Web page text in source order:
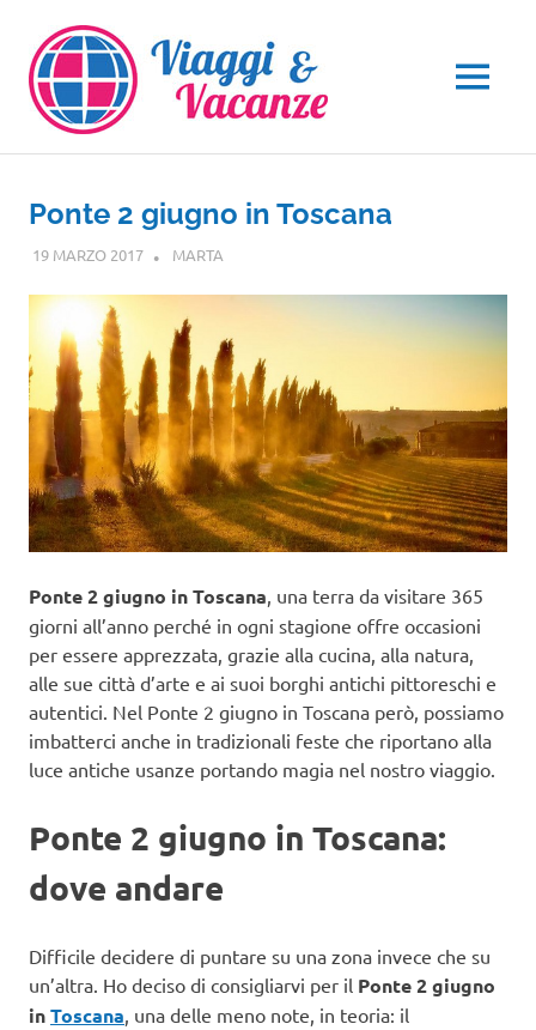
contenuto
MENU
Ponte 2 giugno in Toscana
19 MARZO 2017 MARTA
Ponte 2 giugno in Toscana, una terra da visitare 365
giorni all’anno perché in ogni stagione offre occasioni
per essere apprezzata, grazie alla cucina, alla natura,
alle sue città d’arte e ai suoi borghi antichi pittoreschi e
autentici. Nel Ponte 2 giugno in Toscana però, possiamo
imbatterci anche in tradizionali feste che riportano alla
luce antiche usanze portando magia nel nostro viaggio.
Ponte 2 giugno in Toscana:
dove andare
Difficile decidere di puntare su una zona invece che su
un’altra. Ho deciso di consigliarvi per il Ponte 2 giugno
inToscana, una delle meno note, in teoria: il